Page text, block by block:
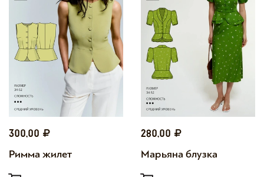
300,00
Римма жилет
280,00
Марьяна блузка